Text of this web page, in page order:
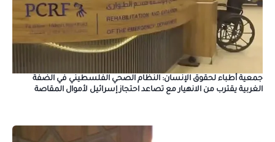
جمعية أطباء لحقوق الإنسان: النظام الصحي الفلسطيني في الضفة
الغربية يقترب من الانهيار مع تصاعد احتجاز إسرائيل لأموال المقاصة